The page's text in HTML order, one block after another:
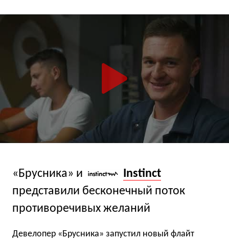
«Брусника» и
Instinct
представили бесконечный поток
противоречивых желаний
Девелопер «Брусника» запустил новый флайт